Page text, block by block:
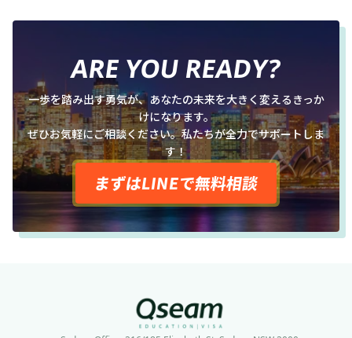
ARE YOU READY?
一歩を踏み出す勇気が、あなたの未来を大きく変えるきっか
けになります。
ぜひお気軽にご相談ください。私たちが全力でサポートしま
す！
まずはLINEで無料相談